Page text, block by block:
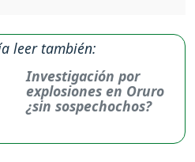
leer también:
Investigación por
explosiones en Oruro
¿sin sospechochos?